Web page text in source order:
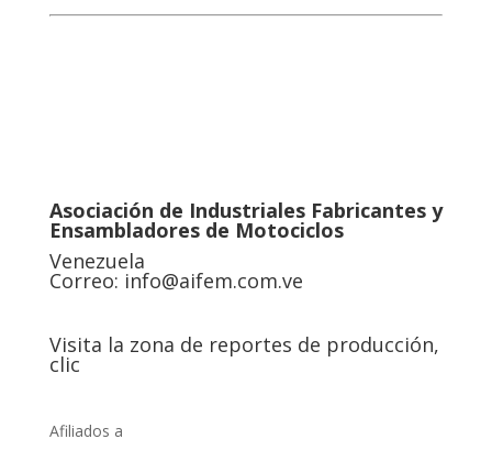
Asociación de Industriales Fabricantes y
Ensambladores de Motociclos
Venezuela
Correo: info@aifem.com.ve
Visita la zona de reportes de producción,
clic
Afiliados a